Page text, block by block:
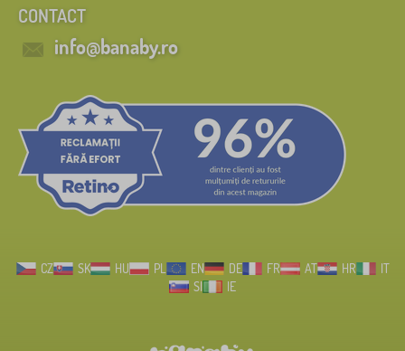
CONTACT
info@banaby.ro
CZ SK HU PL EN DE FR AT HR
IT
SI
IE